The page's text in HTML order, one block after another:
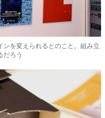
ンを変えられるとのこと。組み立
だろう